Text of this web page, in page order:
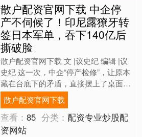
散户配资官网下载 中企停
产不伺候了！印尼露獠牙转
签日本军单，吞下140亿后
撕破脸
散户配资官网下载 文 |议史纪 编辑 |议
史纪 这一次，中企“停产检修”，让原本
藏在台底下的矛盾，直接摆上了桌面。
印尼推新规、签军单，前脚刚把产业链
扶上去，后....
散户配资官网下载
查看：85 分类：配资专业炒股配
资网站